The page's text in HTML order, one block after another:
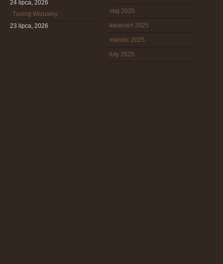
24 lipca, 2026
Tuning Wizualny
23 lipca, 2026
maj 2025
kwiecień 2025
marzec 2025
luty 2025